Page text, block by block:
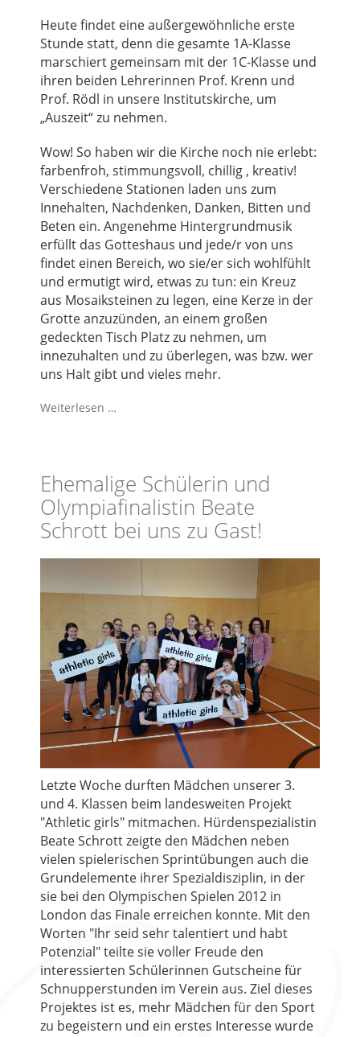
Heute findet eine außergewöhnliche erste
Stunde statt, denn die gesamte 1A-Klasse
marschiert gemeinsam mit der 1C-Klasse und
ihren beiden Lehrerinnen Prof. Krenn und
Prof. Rödl in unsere Institutskirche, um
„Auszeit“ zu nehmen.
Wow! So haben wir die Kirche noch nie erlebt:
farbenfroh, stimmungsvoll, chillig , kreativ!
Verschiedene Stationen laden uns zum
Innehalten, Nachdenken, Danken, Bitten und
Beten ein. Angenehme Hintergrundmusik
erfüllt das Gotteshaus und jede/r von uns
findet einen Bereich, wo sie/er sich wohlfühlt
und ermutigt wird, etwas zu tun: ein Kreuz
aus Mosaiksteinen zu legen, eine Kerze in der
Grotte anzuzünden, an einem großen
gedeckten Tisch Platz zu nehmen, um
innezuhalten und zu überlegen, was bzw. wer
uns Halt gibt und vieles mehr.
Weiterlesen …
Ehemalige Schülerin und
Olympiafinalistin Beate
Schrott bei uns zu Gast!
Letzte Woche durften Mädchen unserer 3.
und 4. Klassen beim landesweiten Projekt
"Athletic girls" mitmachen. Hürdenspezialistin
Beate Schrott zeigte den Mädchen neben
vielen spielerischen Sprintübungen auch die
Grundelemente ihrer Spezialdisziplin, in der
sie bei den Olympischen Spielen 2012 in
London das Finale erreichen konnte. Mit den
Worten "Ihr seid sehr talentiert und habt
Potenzial" teilte sie voller Freude den
interessierten Schülerinnen Gutscheine für
Schnupperstunden im Verein aus. Ziel dieses
Projektes ist es, mehr Mädchen für den Sport
zu begeistern und ein erstes Interesse wurde